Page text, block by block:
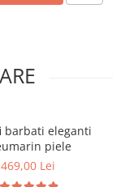
barbati eleganti
piele
469,00 Lei